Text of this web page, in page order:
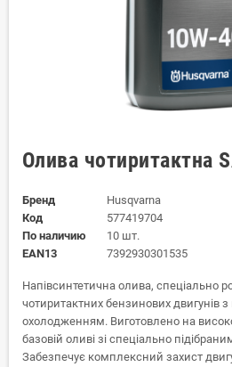
Олива чотиритактна
Бренд
Husqvarna
Код
577419704
По наличию
10 шт.
EAN13
7392930301535
Напівсинтетична олива, спеціально
чотиритактних бензинових двигунів
охолодженням. Виготовлено на
базовій оливі зі спеціально
Забезпечує комплексний захист